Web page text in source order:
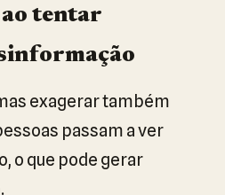
tentar
exagerar também
passam a ver
o que pode gerar